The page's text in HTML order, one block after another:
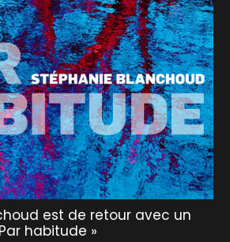
est de retour avec un
habitude »